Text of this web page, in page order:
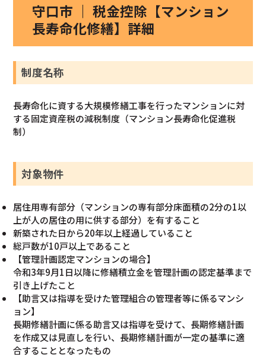
守口市 ｜ 税金控除【マンション
長寿命化修繕】詳細
制度名称
長寿命化に資する大規模修繕工事を行ったマンションに対
する固定資産税の減税制度（マンション長寿命化促進税
制）
対象物件
居住用専有部分（マンションの専有部分床面積の2分の1以
上が人の居住の用に供する部分）を有すること
新築された日から20年以上経過していること
総戸数が10戸以上であること
【管理計画認定マンションの場合】
令和3年9月1日以降に修繕積立金を管理計画の認定基準まで
引き上げたこと
【助言又は指導を受けた管理組合の管理者等に係るマンシ
ョン】
長期修繕計画に係る助言又は指導を受けて、長期修繕計画
を作成又は見直しを行い、長期修繕計画が一定の基準に適
合することとなったもの